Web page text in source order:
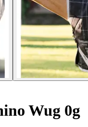
Wug 0g